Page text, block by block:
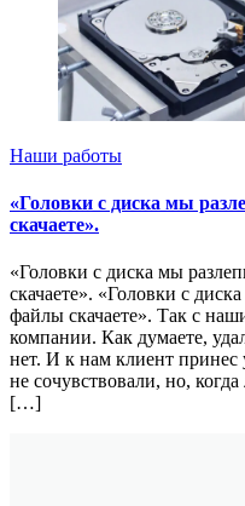
Наши работы
«Головки с диска мы
скачаете».
«Головки с диска мы
скачаете». «Головки с
файлы скачаете». Так с
компании. Как думаете,
нет. И к нам клиент
не сочувствовали, но,
[…]